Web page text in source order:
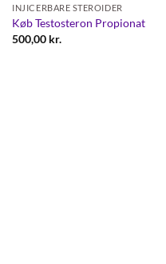
INJICERBARE STEROIDER
Køb Testosteron Propionat
500,00 kr.